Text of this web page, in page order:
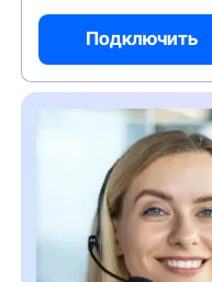
Подключить